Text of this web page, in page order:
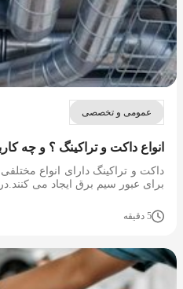
عمومی و تخصصی
انواع داکت و تراکینگ ؟ و چه
داکت و تراکینگ دارای انواع
برای عبور سیم برق ایجاد می
5 دقیقه